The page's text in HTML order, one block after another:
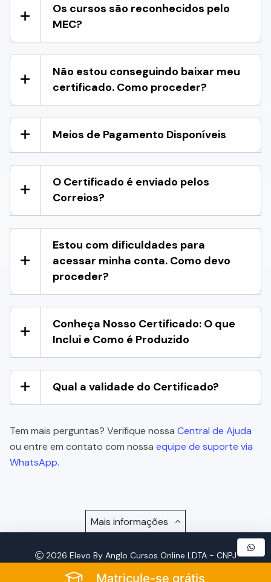
Os cursos são reconhecidos pelo
MEC?
Não estou conseguindo baixar meu
certificado. Como proceder?
Meios de Pagamento Disponíveis
O Certificado é enviado pelos
Correios?
Estou com dificuldades para
acessar minha conta. Como devo
proceder?
Conheça Nosso Certificado: O que
Inclui e Como é Produzido
Qual a validade do Certificado?
Tem mais perguntas? Verifique nossa Central de Ajuda
ou entre em contato com nossa equipe de suporte via
WhatsApp.
Matricule-se grátis
Mais informações
2026 Elevo By Anglo Cursos Online LDTA - CNPJ
57.921.693/0001-72 - Todos os Direitos Reservados